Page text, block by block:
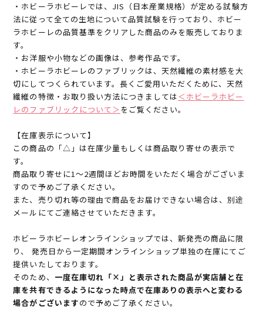
・ホビーラホビーレでは、JIS（日本産業規格）が定める試験方
法に従って全ての生地について品質試験を行っており、ホビー
ラホビーレの品質基準をクリアした商品のみを販売しておりま
す。
・お洋服や小物などの画像は、参考作品です。
・ホビーラホビーレのファブリックは、天然繊維の素材感を大
切にしてつくられています。長くご愛用いただくために、天然
繊維の特徴・お取り扱い方法につきましては＜ホビーラホビー
レのファブリックについて＞ をご覧ください。
【在庫表示について】
この商品の「△」は在庫少量もしくは商品取り寄せの表示で
す。
商品取り寄せに1～2週間ほどお時間をいただく場合がございま
すので予めご了承ください。
また、売り切れ等の理由で商品をお届けできない場合は、別途
メールにてご連絡させていただきます。
ホビーラホビーレオンラインショップでは、新発売の商品に限
り、 発売日から一定期間オンラインショップ単独の在庫にてご
提供いたしております。
そのため、 一度在庫切れ「×」と表示された商品が実店舗と在
庫を共有できるようになった時点で在庫ありの表示へと変わる
場合がございますので予めご了承ください。